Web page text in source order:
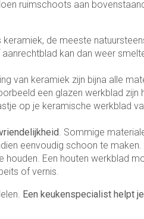
ruimschoots aan
keramiek, de meeste
kan dan weer
van keramiek zijn bijna alle
een glazen werkblad
op je keramische werkblad
. Sommige
eenvoudig schoon te
houden. Een houten werkblad
of vernis.
Een keukenspecialist helpt